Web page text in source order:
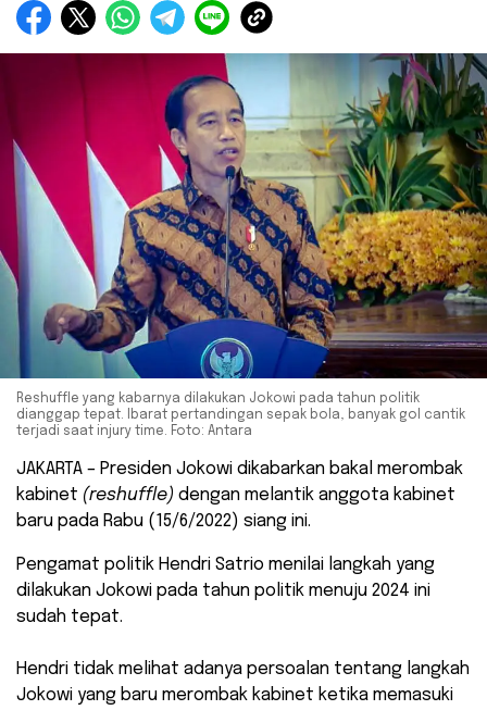
Reshuffle yang kabarnya dilakukan Jokowi pada tahun politik
dianggap tepat. Ibarat pertandingan sepak bola, banyak gol cantik
terjadi saat injury time. Foto: Antara
JAKARTA – Presiden Jokowi dikabarkan bakal merombak
kabinet (reshuffle) dengan melantik anggota kabinet
baru pada Rabu (15/6/2022) siang ini.
Pengamat politik Hendri Satrio menilai langkah yang
dilakukan Jokowi pada tahun politik menuju 2024 ini
sudah tepat.
Hendri tidak melihat adanya persoalan tentang langkah
Jokowi yang baru merombak kabinet ketika memasuki